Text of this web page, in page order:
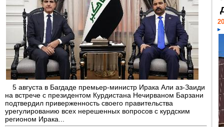
5 августа в Багдаде премьер-министр Ирака Али аз-Заиди
на встрече с президентом Курдистана Нечирваном Барзани
подтвердил приверженность своего правительства
урегулированию всех нерешенных вопросов с курдским
регионом Ирака...